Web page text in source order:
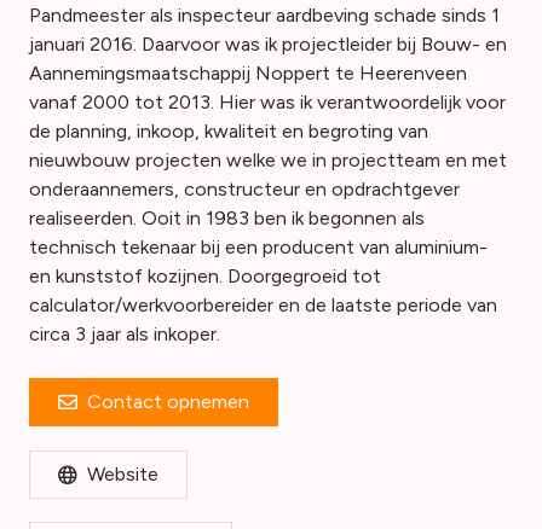
Pandmeester als inspecteur aardbeving schade sinds 1
januari 2016. Daarvoor was ik projectleider bij Bouw- en
Aannemingsmaatschappij Noppert te Heerenveen
vanaf 2000 tot 2013. Hier was ik verantwoordelijk voor
de planning, inkoop, kwaliteit en begroting van
nieuwbouw projecten welke we in projectteam en met
onderaannemers, constructeur en opdrachtgever
realiseerden. Ooit in 1983 ben ik begonnen als
technisch tekenaar bij een producent van aluminium-
en kunststof kozijnen. Doorgegroeid tot
calculator/werkvoorbereider en de laatste periode van
circa 3 jaar als inkoper.
Contact opnemen
Website